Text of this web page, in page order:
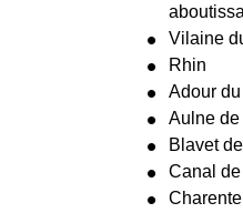
Vilaine
Rhin
Adour
Aulne de
Blavet
Canal